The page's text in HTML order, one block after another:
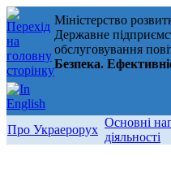
Міністерство
Державне
обслуговування
Безпека.
Про Украерорух
Основні
діяльності